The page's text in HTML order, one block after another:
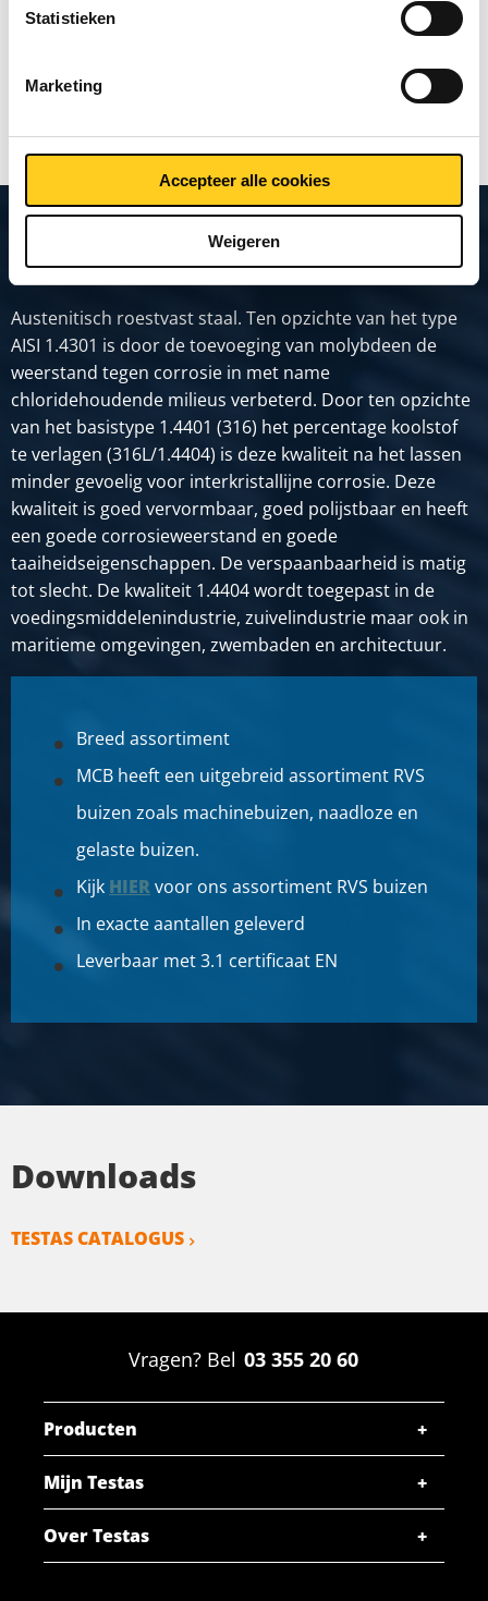
Statistieken
Marketing
Accepteer alle cookies
Weigeren
Prijzen in Euro per: 0 Stuks
TOON MEER
Productomschrijving
Austenitisch roestvast staal. Ten opzichte van het type
AISI 1.4301 is door de toevoeging van molybdeen de
weerstand tegen corrosie in met name
chloridehoudende milieus verbeterd. Door ten opzichte
van het basistype 1.4401 (316) het percentage koolstof
te verlagen (316L/1.4404) is deze kwaliteit na het lassen
minder gevoelig voor interkristallijne corrosie. Deze
kwaliteit is goed vervormbaar, goed polijstbaar en heeft
een goede corrosieweerstand en goede
taaiheidseigenschappen. De verspaanbaarheid is matig
tot slecht. De kwaliteit 1.4404 wordt toegepast in de
voedingsmiddelenindustrie, zuivelindustrie maar ook in
maritieme omgevingen, zwembaden en architectuur.
Breed assortiment
MCB heeft een uitgebreid assortiment RVS
buizen zoals machinebuizen, naadloze en
gelaste buizen.
Kijk HIERvoor ons assortiment RVS buizen
In exacte aantallen geleverd
Leverbaar met 3.1 certificaat EN
Downloads
TESTAS CATALOGUS
Vragen? Bel 03 355 20 60
Producten
Mijn Testas
Over Testas